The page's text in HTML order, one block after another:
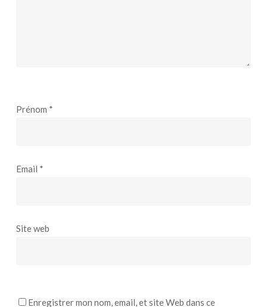
Prénom *
Email *
Site web
Enregistrer mon nom, email, et site Web dans ce